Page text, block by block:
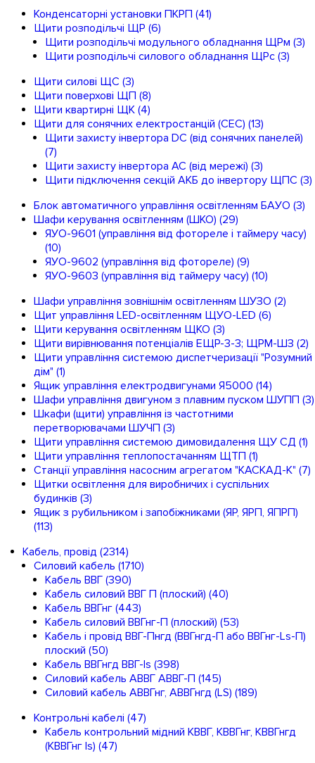
Конденсаторні установки ПКРП (41)
Щити розподільчі ЩР (6)
Щити розподільчі модульного обладнання ЩРм (3)
Щити розподільчі силового обладнання ЩРс (3)
Щити силові ЩС (3)
Щити поверхові ЩП (8)
Щити квартирні ЩК (4)
Щити для сонячних електростанцій (СЕС) (13)
Щити захисту інвертора DC (від сонячних панелей)
(7)
Щити захисту інвертора AC (від мережі) (3)
Щити підключення секцій АКБ до інвертору ЩПС (3)
Блок автоматичного управління освітленням БАУО (3)
Шафи керування освітленням (ШКО) (29)
ЯУО-9601 (управління від фотореле і таймеру часу)
(10)
ЯУО-9602 (управління від фотореле) (9)
ЯУО-9603 (управління від таймеру часу) (10)
Шафи управління зовнішнім освітленням ШУЗО (2)
Щит управління LED-освітленням ЩУО-LED (6)
Щити керування освітленням ЩКО (3)
Щити вирівнювання потенціалів ЕЩР-3-3; ЩРМ-ШЗ (2)
Щити управління системою диспетчеризації "Розумний
дім" (1)
Ящик управління електродвигунами Я5000 (14)
Шафи управління двигуном з плавним пуском ШУПП (3)
Шкафи (щити) управління із частотними
перетворювачами ШУЧП (3)
Щити управління системою димовидалення ЩУ СД (1)
Щити управління теплопостачанням ЩТП (1)
Станції управління насосним агрегатом "КАСКАД-К" (7)
Щитки освітлення для виробничих і суспільних
будинків (3)
Ящик з рубильником і запобіжниками (ЯР, ЯРП, ЯПРП)
(113)
Кабель, провід (2314)
Силовий кабель (1710)
Кабель ВВГ (390)
Кабель силовий ВВГ П (плоский) (40)
Кабель ВВГнг (443)
Кабель силовий ВВГнг-П (плоский) (53)
Кабель і провід ВВГ-Пнгд (ВВГнгд-П або ВВГнг-Ls-П)
плоский (50)
Кабель ВВГнгд ВВГ-ls (398)
Силовий кабель АВВГ АВВГ-П (145)
Силовий кабель АВВГнг, АВВГнгд (LS) (189)
Контрольні кабелі (47)
Кабель контрольний мідний КВВГ, КВВГнг, КВВГнгд
(КВВГнг ls) (47)